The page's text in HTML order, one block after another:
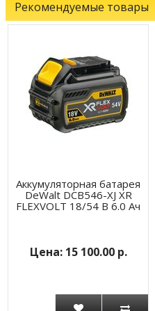
Рекомендуемые товары
Аккумуляторная батарея
DeWalt DCB546-XJ XR
FLEXVOLT 18/54 В 6.0 Ач
15 100.00 р.